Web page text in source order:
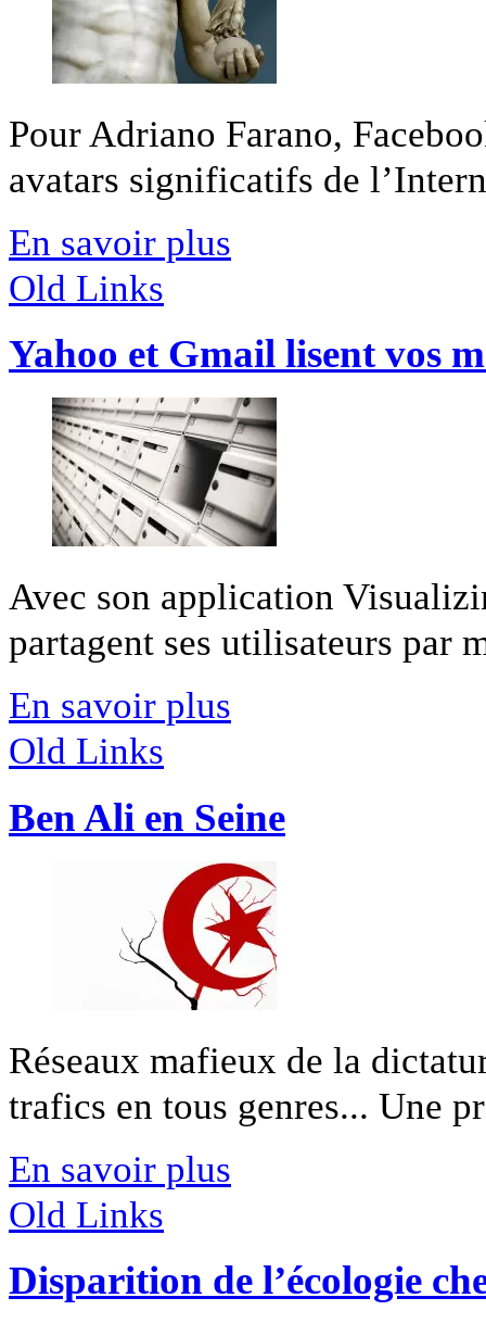
Pour Adriano Farano,
avatars significatifs de
En savoir plus
Old Links
Yahoo et Gmail lisent vos
Avec son application
partagent ses utilisateurs par
En savoir plus
Old Links
Ben Ali en Seine
Réseaux mafieux de la
trafics en tous genres... Une
En savoir plus
Old Links
Disparition de l’écologie